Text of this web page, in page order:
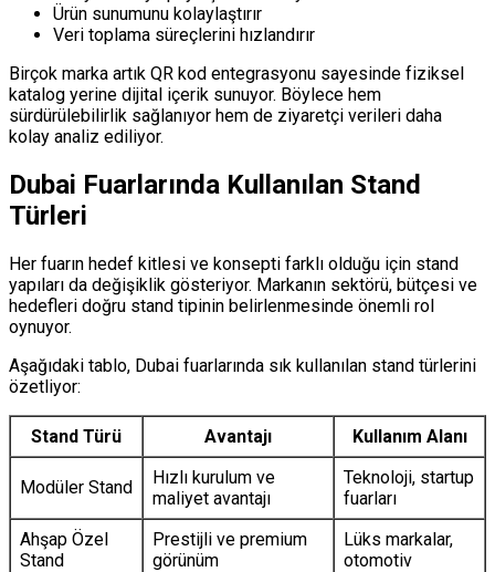
Ürün sunumunu kolaylaştırır
Veri toplama süreçlerini hızlandırır
Birçok marka artık QR kod entegrasyonu sayesinde fiziksel
katalog yerine dijital içerik sunuyor. Böylece hem
sürdürülebilirlik sağlanıyor hem de ziyaretçi verileri daha
kolay analiz ediliyor.
Dubai Fuarlarında Kullanılan Stand
Türleri
Her fuarın hedef kitlesi ve konsepti farklı olduğu için stand
yapıları da değişiklik gösteriyor. Markanın sektörü, bütçesi ve
hedefleri doğru stand tipinin belirlenmesinde önemli rol
oynuyor.
Aşağıdaki tablo, Dubai fuarlarında sık kullanılan stand türlerini
özetliyor:
Stand Türü Avantajı Kullanım Alanı
Modüler Stand
Hızlı kurulum ve
maliyet avantajı
Teknoloji, startup
fuarları
Ahşap Özel
Stand
Prestijli ve premium
görünüm
Lüks markalar,
otomotiv